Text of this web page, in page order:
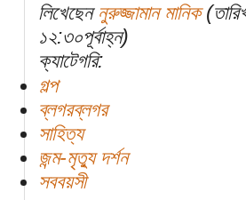
লিখেছেন নুরুজ্জামান মানিক
১২:৩০পূর্বাহ্ন)
ক্যাটেগরি:
গল্প
ব্লগরব্লগর
সাহিত্য
জন্ম-মৃত্যু দর্শন
সববয়সী